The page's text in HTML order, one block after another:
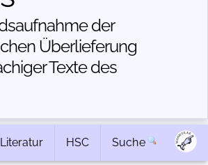
der
Über­lieferung
Texte des
Literatur HSC Suche